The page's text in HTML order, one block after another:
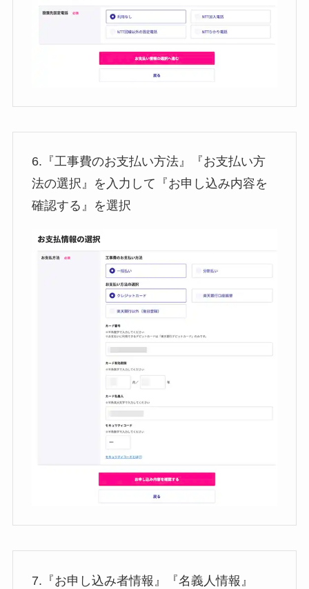
6.『工事費のお支払い方法』『お支払い方
法の選択』を入力して『お申し込み内容を
確認する』を選択
7.『お申し込み者情報』『名義人情報』